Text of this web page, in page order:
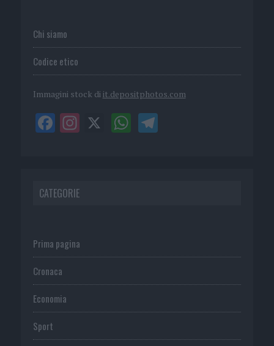
Chi siamo
Codice etico
Immagini stock di it.depositphotos.com
CATEGORIE
Prima pagina
Cronaca
Economia
Sport